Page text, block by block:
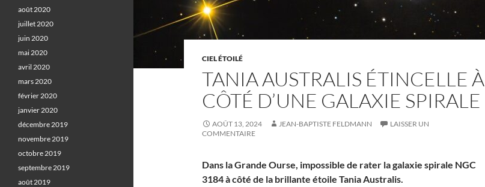
CIEL ÉTOILÉ
TANIA AUSTRALIS ÉTINCELLE À
CÔTÉ D’UNE GALAXIE SPIRALE
AOÛT 13, 2024 JEAN-BAPTISTE FELDMANN
LAISSER UN
COMMENTAIRE
Dans la Grande Ourse, impossible de rater la galaxie spirale NGC
3184 à côté de la brillante étoile Tania Australis.
août 2020
juillet 2020
juin 2020
mai 2020
avril 2020
mars 2020
février 2020
janvier 2020
décembre 2019
novembre 2019
octobre 2019
septembre 2019
août 2019